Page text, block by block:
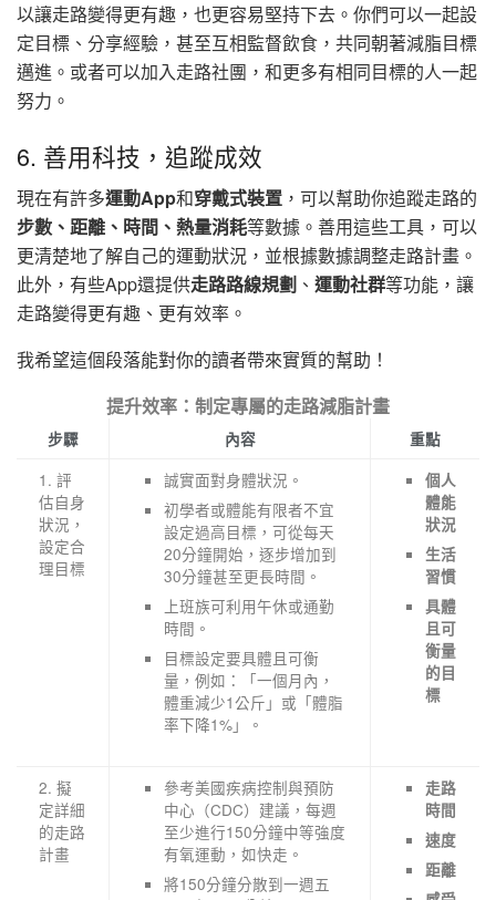
以讓走路變得更有趣，也更容易堅持下去。你們可以一起設
定目標、分享經驗，甚至互相監督飲食，共同朝著減脂目標
邁進。或者可以加入走路社團，和更多有相同目標的人一起
努力。
6. 善用科技，追蹤成效
現在有許多運動App和穿戴式裝置 ，可以幫助你追蹤走路的
步數、距離、時間、熱量消耗等數據。善用這些工具，可以
更清楚地了解自己的運動狀況，並根據數據調整走路計畫。
此外，有些App還提供走路路線規劃 、 運動社群等功能，讓
走路變得更有趣、更有效率。
我希望這個段落能對你的讀者帶來實質的幫助！
提升效率：制定專屬的走路減脂計畫
步驟 內容 重點
1. 評
估自身
狀況，
設定合
理目標
誠實面對身體狀況。
初學者或體能有限者不宜
設定過高目標，可從每天
20分鐘開始，逐步增加到
30分鐘甚至更長時間。
上班族可利用午休或通勤
時間。
目標設定要具體且可衡
量，例如：「一個月內，
體重減少1公斤」或「體脂
率下降1%」。
個人
體能
狀況
生活
習慣
具體
且可
衡量
的目
標
2. 擬
定詳細
的走路
計畫
參考美國疾病控制與預防
中心（CDC）建議，每週
至少進行150分鐘中等強度
有氧運動，如快走。
將150分鐘分散到一週五
走路
時間
速度
距離